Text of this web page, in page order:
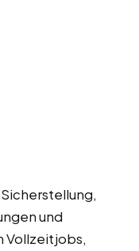
Sicherstellung,
und
Vollzeitjobs,